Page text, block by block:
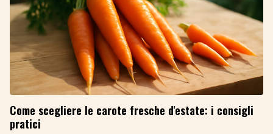
Come scegliere le carote fresche d'estate: i consigli
pratici